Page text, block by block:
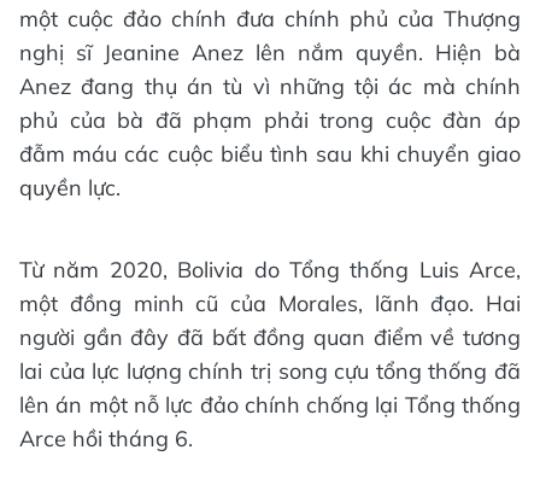
một cuộc đảo chính đưa chính phủ của Thượng
nghị sĩ Jeanine Anez lên nắm quyền. Hiện bà
Anez đang thụ án tù vì những tội ác mà chính
phủ của bà đã phạm phải trong cuộc đàn áp
đẫm máu các cuộc biểu tình sau khi chuyển giao
quyền lực.
Từ năm 2020, Bolivia do Tổng thống Luis Arce,
một đồng minh cũ của Morales, lãnh đạo. Hai
người gần đây đã bất đồng quan điểm về tương
lai của lực lượng chính trị song cựu tổng thống đã
lên án một nỗ lực đảo chính chống lại Tổng thống
Arce hồi tháng 6.